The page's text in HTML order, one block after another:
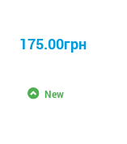
175.00грн
New